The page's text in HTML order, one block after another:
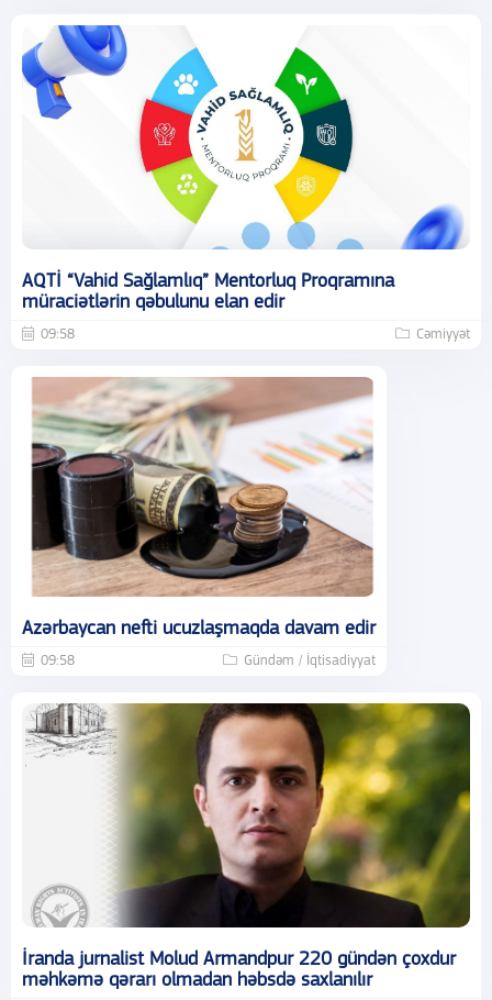
AQTİ “Vahid Sağlamlıq” Mentorluq Proqramına
müraciətlərin qəbulunu elan edir
09:58 Cəmiyyət
Azərbaycan nefti ucuzlaşmaqda davam edir
09:58 Gündəm / İqtisadiyyat
İranda jurnalist Molud Armandpur 220 gündən çoxdur
məhkəmə qərarı olmadan həbsdə saxlanılır